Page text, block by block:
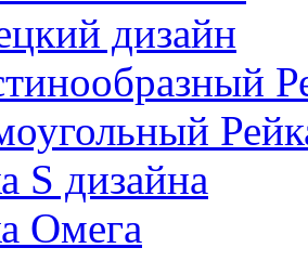
дизайн
S дизайна
Омега